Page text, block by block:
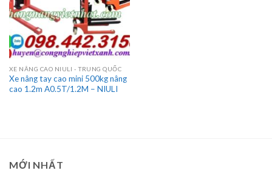
XE NÂNG CAO NIULI - TRUNG QUỐC
Xe nâng tay cao mini 500kg nâng
cao 1.2m A0.5T/1.2M – NIULI
MỚI NHẤT